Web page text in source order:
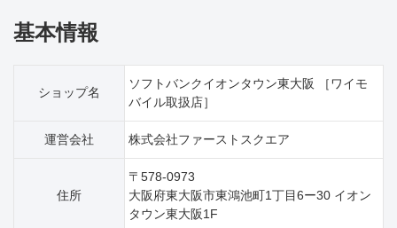
基本情報
ショップ名
ソフトバンクイオンタウン東大阪 ［ワイモ
バイル取扱店］
運営会社 株式会社ファーストスクエア
住所
〒578-0973
大阪府東大阪市東鴻池町1丁目6ー30 イオン
タウン東大阪1F